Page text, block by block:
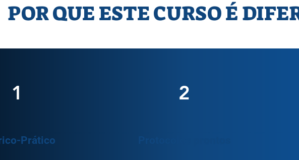
POR QUE ESTE CURSO É
1
Prático
2